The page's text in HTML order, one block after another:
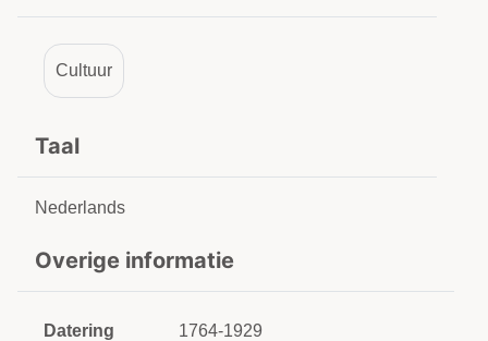
Cultuur
Taal
Nederlands
Overige informatie
Datering 1764-1929